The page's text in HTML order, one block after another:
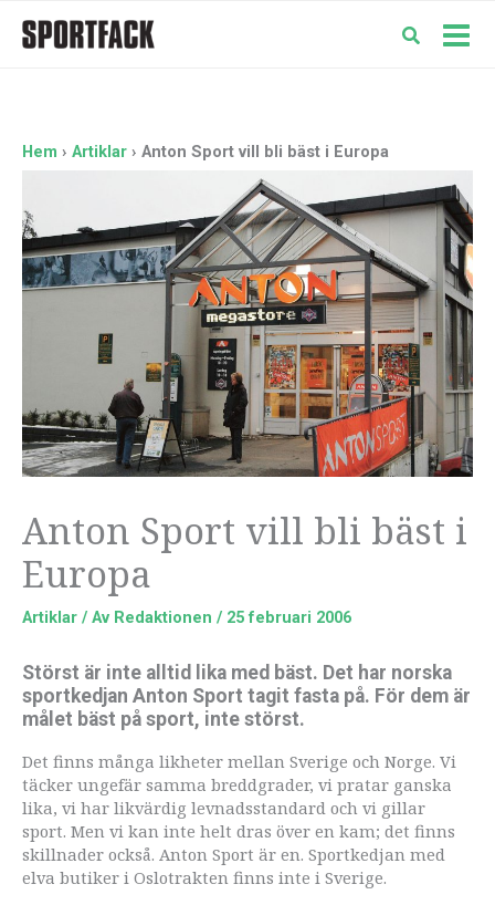
Hem Artiklar Anton Sport vill bli bäst i Europa
Anton Sport vill bli bäst i
Europa
Artiklar / Av Redaktionen / 25 februari 2006
Störst är inte alltid lika med bäst. Det har norska
sportkedjan Anton Sport tagit fasta på. För dem är
målet bäst på sport, inte störst.
Det finns många likheter mellan Sverige och Norge. Vi
täcker ungefär samma breddgrader, vi pratar ganska
lika, vi har likvärdig levnadsstandard och vi gillar
sport. Men vi kan inte helt dras över en kam; det finns
skillnader också. Anton Sport är en. Sportkedjan med
elva butiker i Oslotrakten finns inte i Sverige.